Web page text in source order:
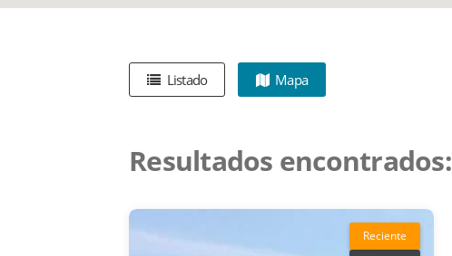
Listado Mapa
Resultados encontrados:
Reciente